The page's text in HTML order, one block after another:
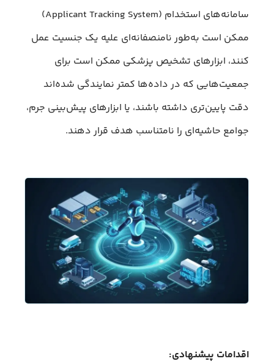
سامانه‌های استخدام (Applicant Tracking System)
ممکن است به‌طور نامنصفانه‌ای علیه یک جنسیت عمل
کنند، ابزارهای تشخیص پزشکی ممکن است برای
جمعیت‌هایی که در داده‌ها کمتر نمایندگی شده‌اند
دقت پایین‌تری داشته باشند، یا ابزارهای پیش‌بینی جرم،
جوامع حاشیه‌ای را نامتناسب هدف قرار دهند.
اقدامات پیشنهادی: